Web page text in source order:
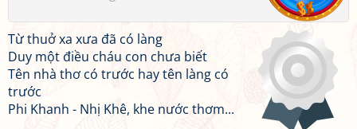
Từ thuở xa xưa đã có làng
Duy một điều cháu con chưa biết
Tên nhà thơ có trước hay tên làng có
trước
Phi Khanh - Nhị Khê, khe nước thơm...